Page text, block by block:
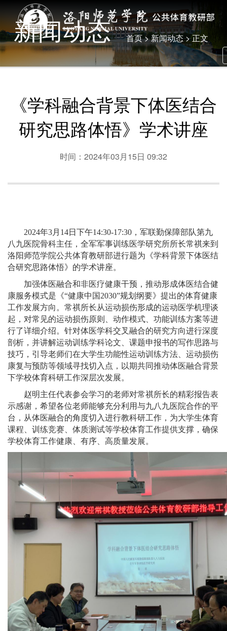
新闻动态 首页>新闻动态> 正文
《学科融合背景下体医结合
研究思路体悟》学术讲座
时间：2024年03月15日 09:32
2024年3月14日下午14:30-17:30，军联勤保障部队第九
八九医院骨科主任，全军军事训练医学研究所所长常祺来到
洛阳师范学院公共体育教研部进行题为《学科背景下体医结
合研究思路体悟》的学术讲座。
加强体医融合和非医疗健康干预，推动形成体医结合健
康服务模式是《“健康中国2030”规划纲要》提出的体育健康
工作发展方向。常祺所长从运动损伤形成的运动医学机理谈
起，对常见的运动损伤原则、动作模式、功能训练方案等进
行了详细介绍。针对体医学科交叉融合的研究方向进行深度
剖析，并讲解运动训练学科论文、课题申报书的写作思路与
技巧，引导老师们在大学生功能性运动训练方法、运动损伤
康复与预防等领域寻找切入点，以期共同推动体医融合背景
下学校体育科研工作深层次发展。
赵明主任代表参会学习的老师对常祺所长的精彩报告表
示感谢，希望各位老师能够充分利用与九八九医院合作的平
台，从体医融合的角度切入进行教科研工作，为大学生体育
课程、训练竞赛、体质测试等学校体育工作提供支撑，确保
学校体育工作健康、有序、高质量发展。